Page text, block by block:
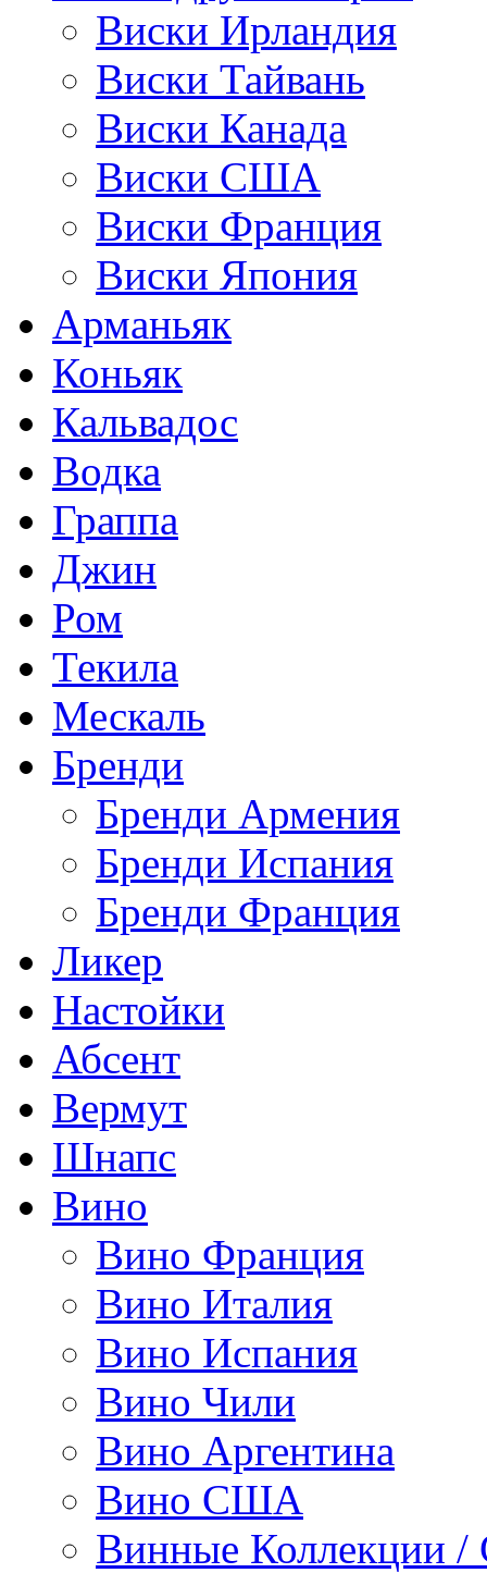
Виски Ирландия
Виски Тайвань
Виски Канада
Виски США
Виски Франция
Виски Япония
Арманьяк
Коньяк
Кальвадос
Водка
Граппа
Джин
Ром
Текила
Мескаль
Бренди
Бренди Армения
Бренди Испания
Бренди Франция
Ликер
Настойки
Абсент
Вермут
Шнапс
Вино
Вино Франция
Вино Италия
Вино Испания
Вино Чили
Вино Аргентина
Вино США
Винные Коллекции /